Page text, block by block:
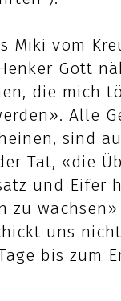
Miki vom
Gott
die mich
Alle
sind
Tat, «die
und Eifer
zu wachsen»
uns
bis zum